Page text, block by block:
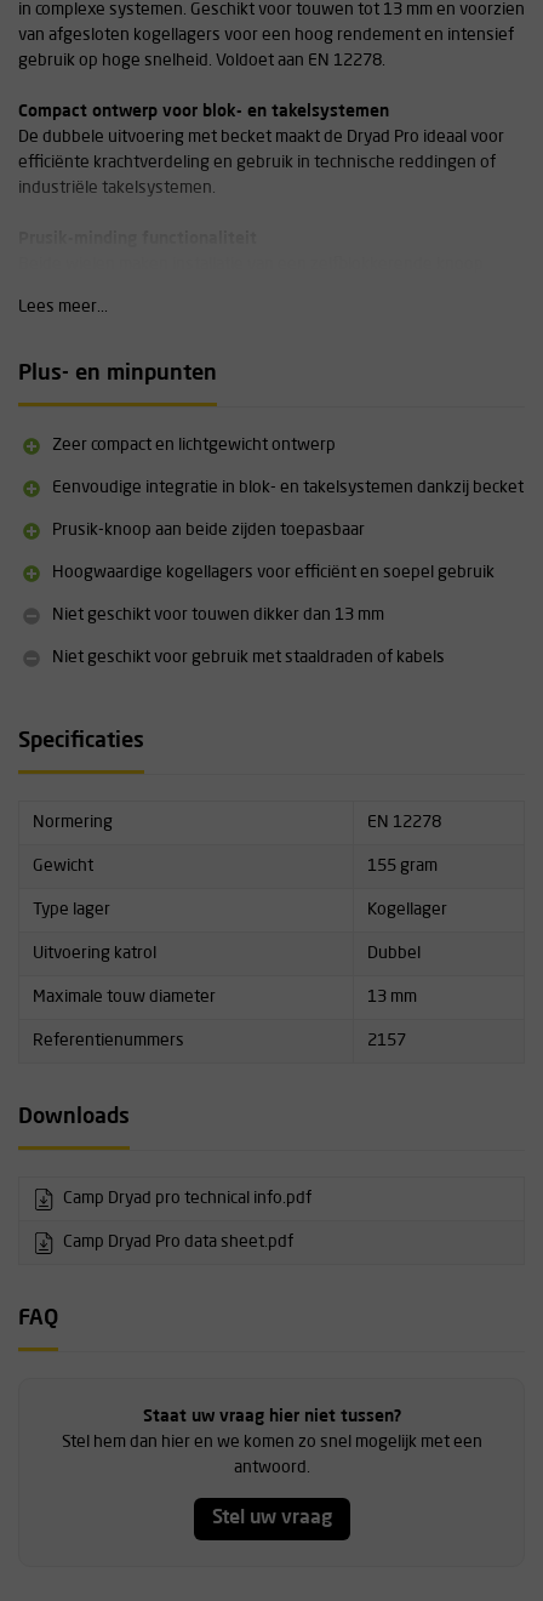
in complexe systemen. Geschikt voor touwen tot 13 mm en voorzien
van afgesloten kogellagers voor een hoog rendement en intensief
gebruik op hoge snelheid. Voldoet aan EN 12278.
Compact ontwerp voor blok- en takelsystemen
De dubbele uitvoering met becket maakt de Dryad Pro ideaal voor
efficiënte krachtverdeling en gebruik in technische reddingen of
industriële takelsystemen.
veelzijdige configuraties.
Efficiëntie: 92% (afgesloten kogellagers)
Materiaal: Aluminiumlegering (huis en wielen), roestvrijstalen as
Hoofdaansluiting biedt ruimte aan 2 karabiners
Gewicht: 155 g
MBL (Minimale breekbelasting): 26 kN
EN 12278 gecertificeerd
aansluitpunten)
Lees meer...
Plus- en minpunten
Zeer compact en lichtgewicht ontwerp
Eenvoudige integratie in blok- en takelsystemen dankzij becket
Prusik-knoop aan beide zijden toepasbaar
Hoogwaardige kogellagers voor efficiënt en soepel gebruik
Niet geschikt voor touwen dikker dan 13 mm
Niet geschikt voor gebruik met staaldraden of kabels
Specificaties
Normering EN 12278
Gewicht 155 gram
Type lager Kogellager
Uitvoering katrol Dubbel
Maximale touw diameter 13 mm
Referentienummers 2157
Downloads
Camp Dryad pro technical info.pdf
Camp Dryad Pro data sheet.pdf
FAQ
Staat uw vraag hier niet tussen?
Stel hem dan hier en we komen zo snel mogelijk met een
antwoord.
Stel uw vraag